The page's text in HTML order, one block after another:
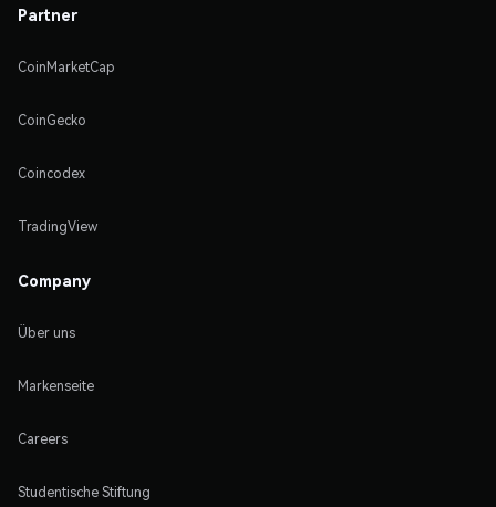
Partner
CoinMarketCap
CoinGecko
Coincodex
TradingView
Company
Über uns
Markenseite
Careers
Studentische Stiftung